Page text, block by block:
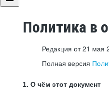
Политика в
Редакция от 21 мая
Полная версия
1. О чём этот документ